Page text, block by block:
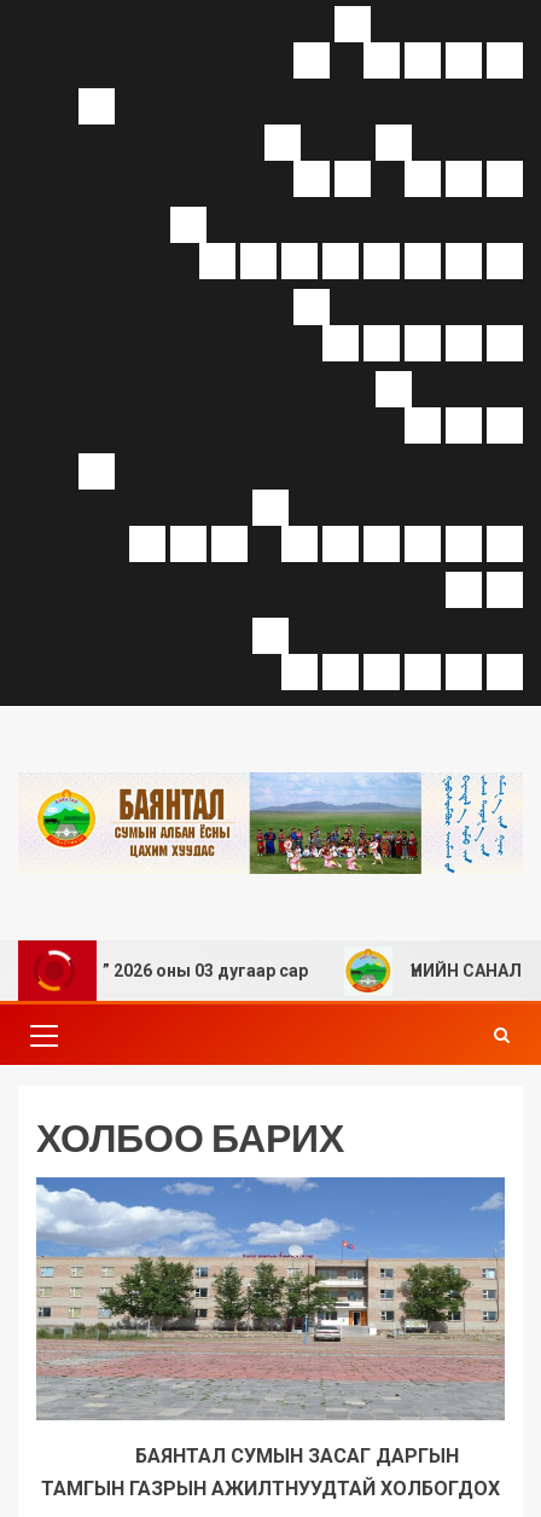
“А” 2026 оны 03 дугаар сар ҮНИЙН САНАЛ АВАХ
ХОЛБОО БАРИХ
БАЯНТАЛ СУМЫН ЗАСАГ ДАРГЫН
ТАМГЫН ГАЗРЫН АЖИЛТНУУДТАЙ ХОЛБОГДОХ